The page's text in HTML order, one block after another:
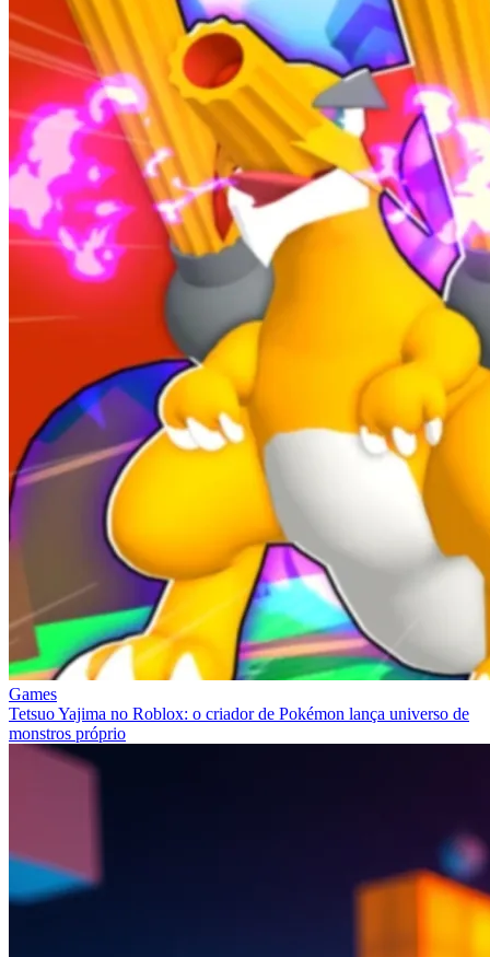
Games
Tetsuo Yajima no Roblox: o criador de Pokémon lança universo de
monstros próprio